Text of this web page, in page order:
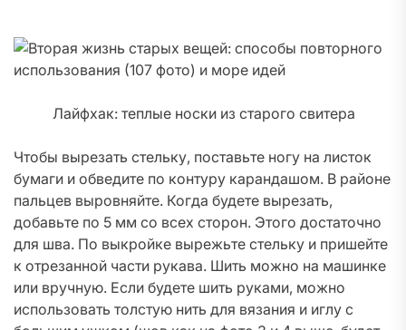
Лайфхак: теплые носки из старого свитера
Чтобы вырезать стельку, поставьте ногу на листок
бумаги и обведите по контуру карандашом. В районе
пальцев выровняйте. Когда будете вырезать,
добавьте по 5 мм со всех сторон. Этого достаточно
для шва. По выкройке вырежьте стельку и пришейте
к отрезанной части рукава. Шить можно на машинке
или вручную. Если будете шить руками, можно
использовать толстую нить для вязания и иглу с